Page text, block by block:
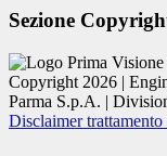
Sezione
Copyright 2026 |
Parma S.p.A. |
Disclaimer trattamento